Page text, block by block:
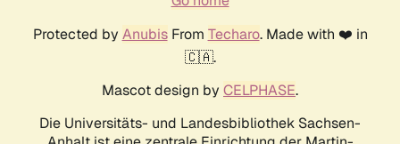
Protected by AnubisFrom Techaro. Made with ❤️ in
🇨🇦.
Mascot design by CELPHASE.
Die Universitäts- und Landesbibliothek Sachsen-